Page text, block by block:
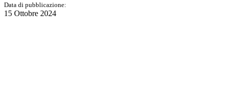
Data di pubblicazione:
15 Ottobre 2024